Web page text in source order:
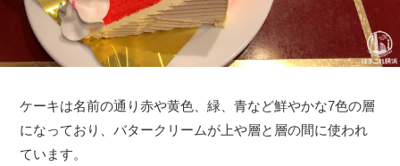
ケーキは名前の通り赤や黄色、緑、青など鮮やかな7色の層
になっており、バタークリームが上や層と層の間に使われ
ています。